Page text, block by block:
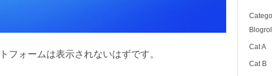
フォームは表示されないはずです。
Blogroll
Cat A
Cat B